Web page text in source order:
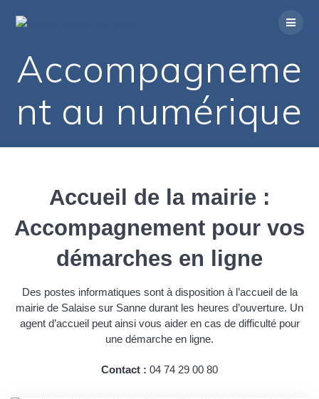
Accompagneme
nt au numérique
Accueil de la mairie :
Accompagnement pour vos
démarches en ligne
Des postes informatiques sont à disposition à l’accueil de la
mairie de Salaise sur Sanne durant les heures d’ouverture. Un
agent d’accueil peut ainsi vous aider en cas de difficulté pour
une démarche en ligne.
Contact : 04 74 29 00 80